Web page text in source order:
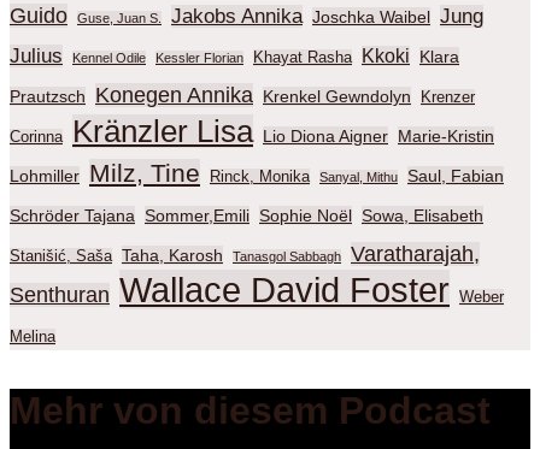
Guido
Guse, Juan S. Jakobs Annika Joschka Waibel Jung
Julius
Kennel Odile Kessler Florian Khayat Rasha Kkoki Klara
Prautzsch Konegen Annika Krenkel Gewndolyn Krenzer
Corinna Kränzler Lisa Lio Diona Aigner Marie-Kristin
Lohmiller Milz, Tine Rinck, Monika Sanyal, Mithu Saul, Fabian
Schröder Tajana Sommer,Emili Sophie Noël Sowa, Elisabeth
Stanišić, Saša Taha, Karosh Tanasgol Sabbagh
Varatharajah,
Senthuran Wallace David Foster Weber
Melina
Mehr von diesem Podcast